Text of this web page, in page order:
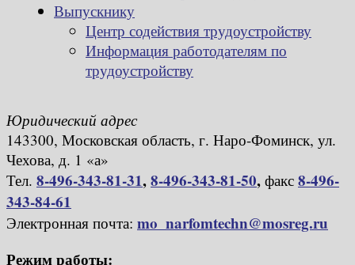
Выпускнику
Центр содействия трудоустройству
Информация работодателям по
трудоустройству
Юридический адрес
143300, Московская область, г. Наро-Фоминск, ул.
Чехова, д. 1 «а»
Тел. 8-496-343-81-31,8-496-343-81-50, факс 8-496-
343-84-61
Электронная почта: mo_narfomtechn@mosreg.ru
Режим работы: